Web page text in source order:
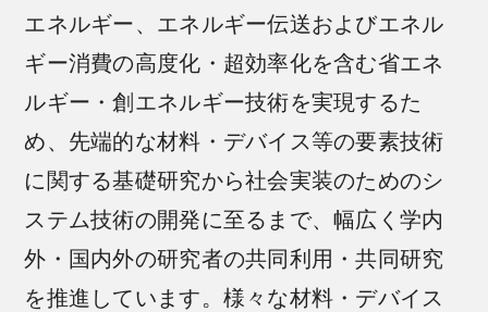
エネルギー、エネルギー伝送およびエネル
ギー消費の高度化・超効率化を含む省エネ
ルギー・創エネルギー技術を実現するた
め、先端的な材料・デバイス等の要素技術
に関する基礎研究から社会実装のためのシ
ステム技術の開発に至るまで、幅広く学内
外・国内外の研究者の共同利用・共同研究
を推進しています。様々な材料・デバイス